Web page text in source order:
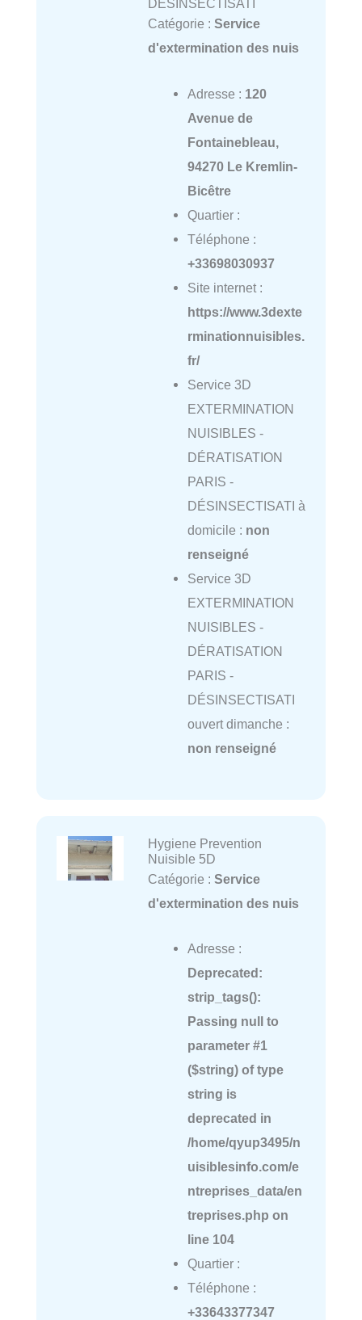
DÉSINSECTISATI
Catégorie : Service
d'extermination des nuis
Adresse : 120
Avenue de
Fontainebleau,
94270 Le Kremlin-
Bicêtre
Quartier :
Téléphone :
+33698030937
Site internet :
https://www.3dexte
rminationnuisibles.
fr/
Service 3D
EXTERMINATION
NUISIBLES -
DÉRATISATION
PARIS -
DÉSINSECTISATI à
domicile : non
renseigné
Service 3D
EXTERMINATION
NUISIBLES -
DÉRATISATION
PARIS -
DÉSINSECTISATI
ouvert dimanche :
non renseigné
Hygiene Prevention
Nuisible 5D
Catégorie : Service
d'extermination des nuis
Adresse :
Deprecated :
strip_tags():
Passing null to
parameter #1
($string) of type
string is
deprecated in
/home/qyup3495/n
uisiblesinfo.com/e
ntreprises_data/en
treprises.php on
line 104
Quartier :
Téléphone :
+33643377347